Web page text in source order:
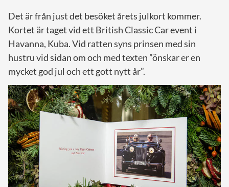
Det är från just det besöket årets julkort kommer.
Kortet är taget vid ett British Classic Car event i
Havanna, Kuba. Vid ratten syns prinsen med sin
hustru vid sidan om och med texten ”önskar er en
mycket god jul och ett gott nytt år”.